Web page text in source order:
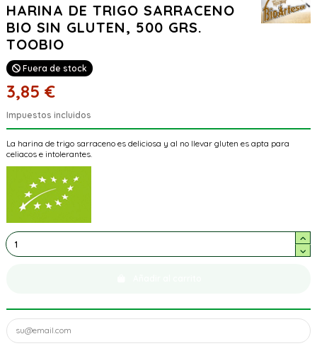
HARINA DE TRIGO SARRACENO
BIO SIN GLUTEN, 500 GRS.
TOOBIO
Fuera de stock
3,85 €
Impuestos incluidos
La harina de trigo sarraceno es deliciosa y al no llevar gluten es apta para
celiacos e intolerantes.